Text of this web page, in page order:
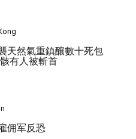
天然氣重鎮釀數十死包
有人被斬首
佣军反恐